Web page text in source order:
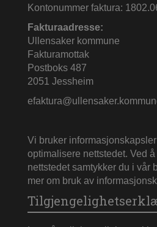
Kontonummer faktura:
Fakturaadresse:
Ullensaker kommune
Fakturamottak
Postboks 487
2051 Jessheim
Vi bruker
optimalisere nettstedet. Ved
nettstedet samtykker du i vår
mer om bruk av